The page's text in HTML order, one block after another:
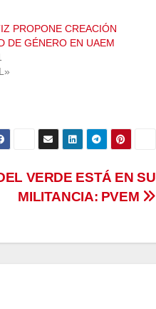
PROPONE CREACIÓN
DE GÉNERO EN UAEM
VERDE ESTÁ EN SU
MILITANCIA: PVEM